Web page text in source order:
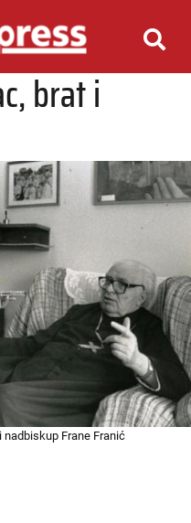
brat i
nadbiskup Frane Franić